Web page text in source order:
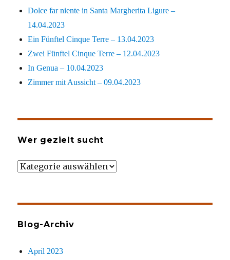
Dolce far niente in Santa Margherita Ligure –
14.04.2023
Ein Fünftel Cinque Terre – 13.04.2023
Zwei Fünftel Cinque Terre – 12.04.2023
In Genua – 10.04.2023
Zimmer mit Aussicht – 09.04.2023
Wer gezielt sucht
Wer
Blog-Archiv
April 2023